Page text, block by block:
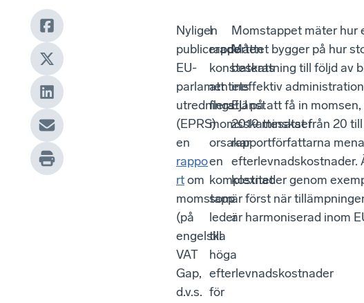
Nyligen
publicerade
EU-
parlamentets
utredningstjänst
(EPRS)
en
rappo
rtom
momstapp
(på
engelska
VAT
Gap,
d.v.s.
I
rapporten
konstateras
att
flera
momsskattesatser
orsakar
en
komplexitet
som
leder
till
höga
efterlevnadskostnader
för
Momstappet mäter hur
Måttet bygger på hur
beskattning till följd av
ineffektiv
EU på att få in
2019 minskat från 20
rapportförfattarna
efterlevnadskostnader.
kostnader genom
är först när
är harmoniserad inom